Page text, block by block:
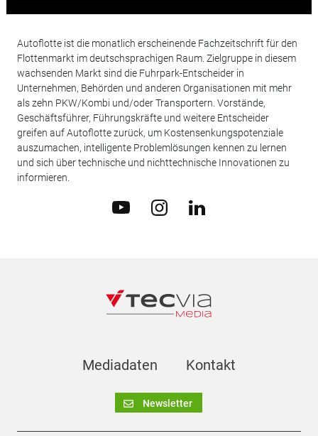
Autoflotte ist die monatlich erscheinende Fachzeitschrift für den
Flottenmarkt im deutschsprachigen Raum. Zielgruppe in diesem
wachsenden Markt sind die Fuhrpark-Entscheider in
Unternehmen, Behörden und anderen Organisationen mit mehr
als zehn PKW/Kombi und/oder Transportern. Vorstände,
Geschäftsführer, Führungskräfte und weitere Entscheider
greifen auf Autoflotte zurück, um Kostensenkungspotenziale
auszumachen, intelligente Problemlösungen kennen zu lernen
und sich über technische und nichttechnische Innovationen zu
informieren.
Mediadaten Kontakt
Newsletter